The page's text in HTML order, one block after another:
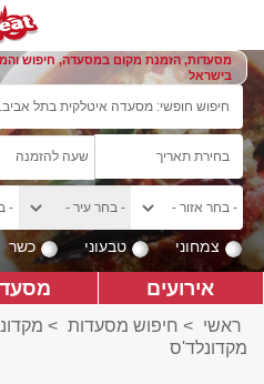
מסעדות, הזמנת מקום במסעדה, חיפוש
בישראל
צמחוני טבעוני כשר
אירועים
ראשי > חיפוש מסעדות >
מקדונלד'ס